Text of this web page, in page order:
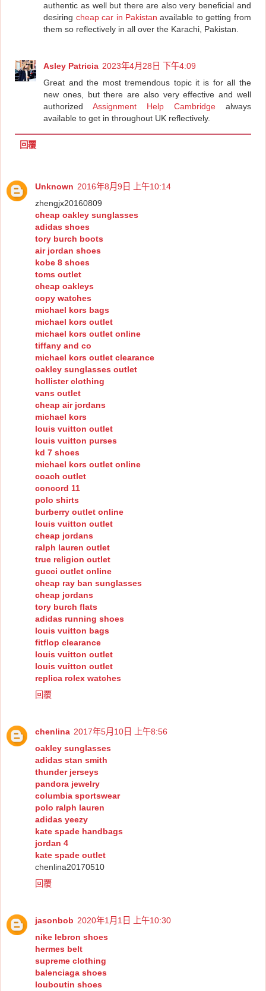
authentic as well but there are also very beneficial and
desiring cheap car in Pakistan available to getting from
them so reflectively in all over the Karachi, Pakistan.
Asley Patricia 2023年4月28日 下午4:09
Great and the most tremendous topic it is for all the
new ones, but there are also very effective and well
authorizedAssignment Help Cambridgealways
available to get in throughout UK reflectively.
回覆
Unknown 2016年8月9日 上午10:14
zhengjx20160809
cheap oakley sunglasses
adidas shoes
tory burch boots
air jordan shoes
kobe 8 shoes
toms outlet
cheap oakleys
copy watches
michael kors bags
michael kors outlet
michael kors outlet online
tiffany and co
michael kors outlet clearance
oakley sunglasses outlet
hollister clothing
vans outlet
cheap air jordans
michael kors
louis vuitton outlet
louis vuitton purses
kd 7 shoes
michael kors outlet online
coach outlet
concord 11
polo shirts
burberry outlet online
louis vuitton outlet
cheap jordans
ralph lauren outlet
true religion outlet
gucci outlet online
cheap ray ban sunglasses
cheap jordans
tory burch flats
adidas running shoes
louis vuitton bags
fitflop clearance
louis vuitton outlet
louis vuitton outlet
replica rolex watches
回覆
chenlina 2017年5月10日 上午8:56
oakley sunglasses
adidas stan smith
thunder jerseys
pandora jewelry
columbia sportswear
polo ralph lauren
adidas yeezy
kate spade handbags
jordan 4
kate spade outlet
chenlina20170510
回覆
jasonbob 2020年1月1日 上午10:30
nike lebron shoes
hermes belt
supreme clothing
balenciaga shoes
louboutin shoes